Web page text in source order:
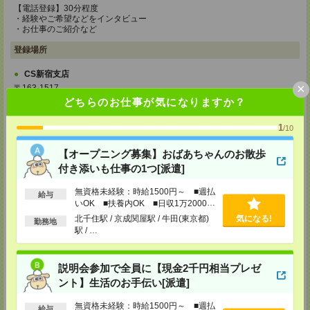
どちらのお仕事が気になりますか？
1/10
【オープニング募集】おばあちゃんのお散歩
付き添いも仕事の1つ[派遣]
給与
無資格未経験：時給1500円～ ■週払
いOK ■扶養内OK ■日収1万2000円
以上
勤務地
北千住駅 / 京成関屋駅 / 牛田(東京都)
駅 / …
気になる!
説明会参加で全員に【現金2千円相当プレゼ
ント】生活のお手伝い[派遣]
給与 無資格未経験：時給1500円～ ■週払
×
【電話登録】30分程度
・経験やご希望などをインタビュー
・お仕事のご紹介など
登録場所
CS新宿支店
〒163-1517
東京都新宿区西新宿 1-6-1 新宿エルタワー 17F
TEL：0120-659-458
MAIL：CS_SHINJUKU@manpowergroup.jp
担当：採用担当
CS立川支店
〒190-0012
東京都立川市曙町2-34-7 ファーレイーストビル 8F
MAIL：CS_TACHIKAWA@manpowergroup.jp
CS横浜支店
〒220-8136
神奈川県横浜市西区みなとみらい 2-2-1 横浜ランドマークタワー36F
TEL：0120-659-459
MAIL：CS_YOKOHAMA@manpowergroup.jp
担当：採用担当
CS大宮支店